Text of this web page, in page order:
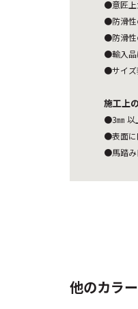
●意匠上
●防滑性
●防滑性
●輸入品
●サイズ
施工上
●3㎜ 以
●表面に
●馬踏み
他のカラー